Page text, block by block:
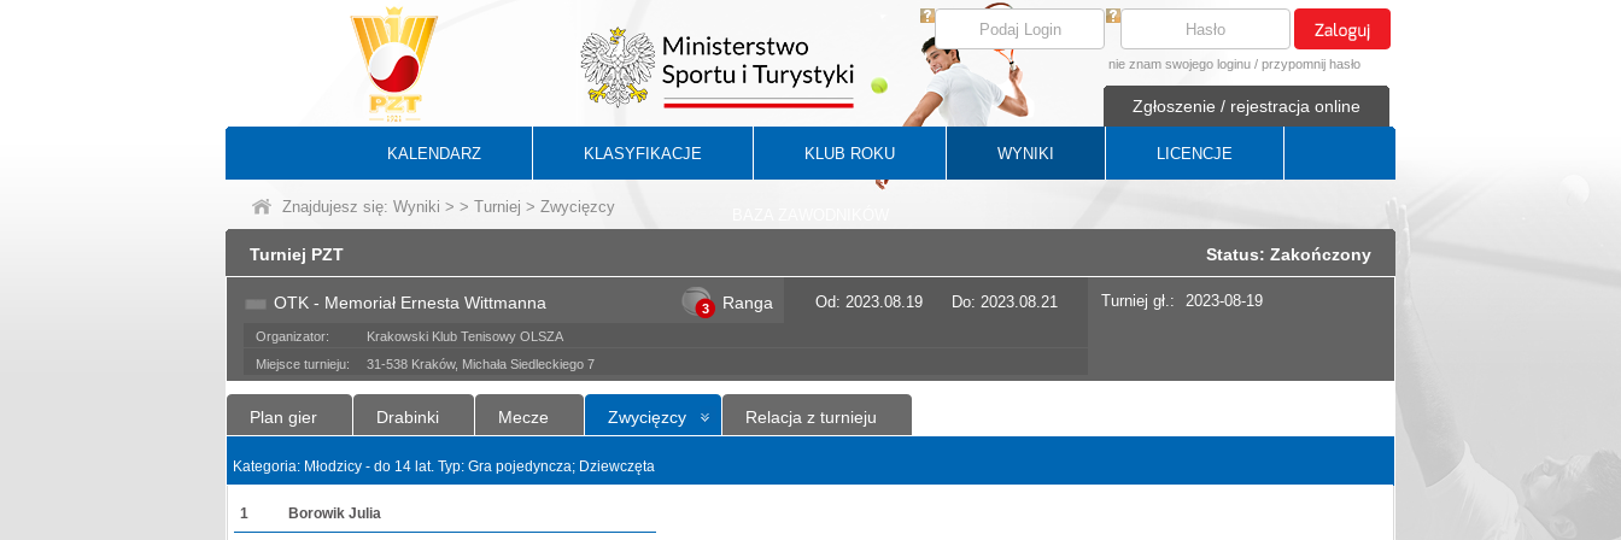
nie znam swojego loginu / przypomnij hasło
Zgłoszenie / rejestracja online
KALENDARZ KLASYFIKACJE KLUB ROKU WYNIKI LICENCJE
Znajdujesz się: Wyniki > > Turniej > Zwycięzcy
Turniej PZT Status: Zakończony
OTK - Memoriał Ernesta Wittmanna 3 Ranga Od: 2023.08.19 Do: 2023.08.21
Organizator:
Krakowski Klub Tenisowy OLSZA
Miejsce turnieju:
31-538 Kraków, Michała Siedleckiego 7
Turniej gł.: 2023-08-19
Plan gier Drabinki Mecze Zwycięzcy Relacja z turnieju
Kategoria: Młodzicy - do 14 lat. Typ: Gra pojedyncza; Dziewczęta
1 Borowik Julia